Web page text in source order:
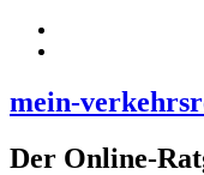
mein-
Der Online-